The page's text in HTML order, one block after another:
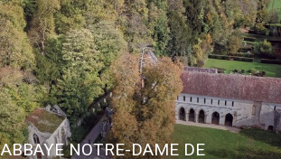
ABBAYE NOTRE-DAME DE